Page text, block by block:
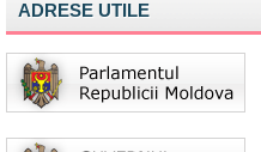
ADRESE UTILE